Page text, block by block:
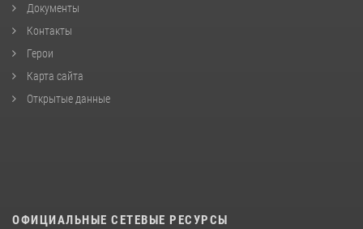
Документы
Контакты
Герои
Карта сайта
Открытые данные
ОФИЦИАЛЬНЫЕ СЕТЕВЫЕ РЕСУРСЫ